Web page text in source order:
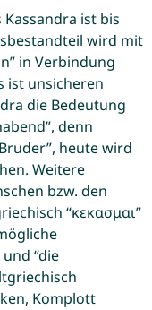
ist bis
wird mit
in Verbindung
ist unsicheren
die Bedeutung
denn
heute wird
Weitere
bzw. den
“κεκασμαι”
“die
Komplott